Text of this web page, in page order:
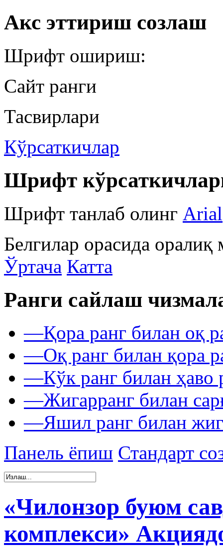
Акс эттириш созлаш
Шрифт ошириш:
Сайт ранги
Тасвирлари
Кўрсаткичлар
Шрифт
Шрифт танлаб олинг Arial
Белгилар орасида
Ўртача Катта
Ранги сайлаш
—Қора ранг билан оқ
—Оқ ранг билан қора
—Кўк ранг билан ҳаво
—Жигарранг билан
—Яшил ранг билан
Панель ёпиш Стандарт
«Чилонзор буюм
комплекси»